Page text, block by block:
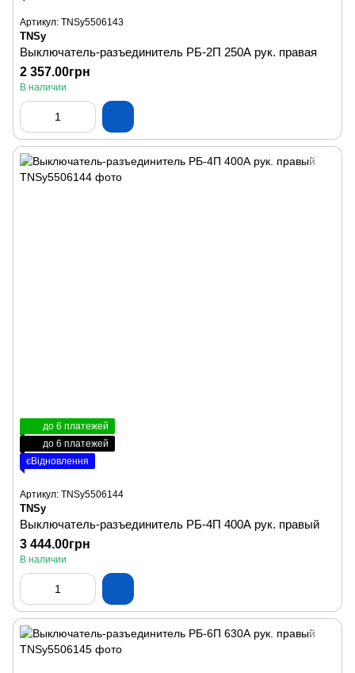
Артикул: TNSy5506143
TNSy
Выключатель-разъединитель РБ-2П 250А рук. правая
2 357.00грн
В наличии
до 6 платежей
до 6 платежей
єВідновлення
Артикул: TNSy5506144
TNSy
Выключатель-разъединитель РБ-4П 400А рук. правый
3 444.00грн
В наличии